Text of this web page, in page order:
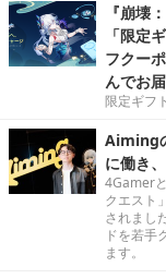
『崩壊
「限定
フクー
んでお
限定ギフ
Aiming
に働き
4Gamer
クエスト
されまし
ドを若手
ます。